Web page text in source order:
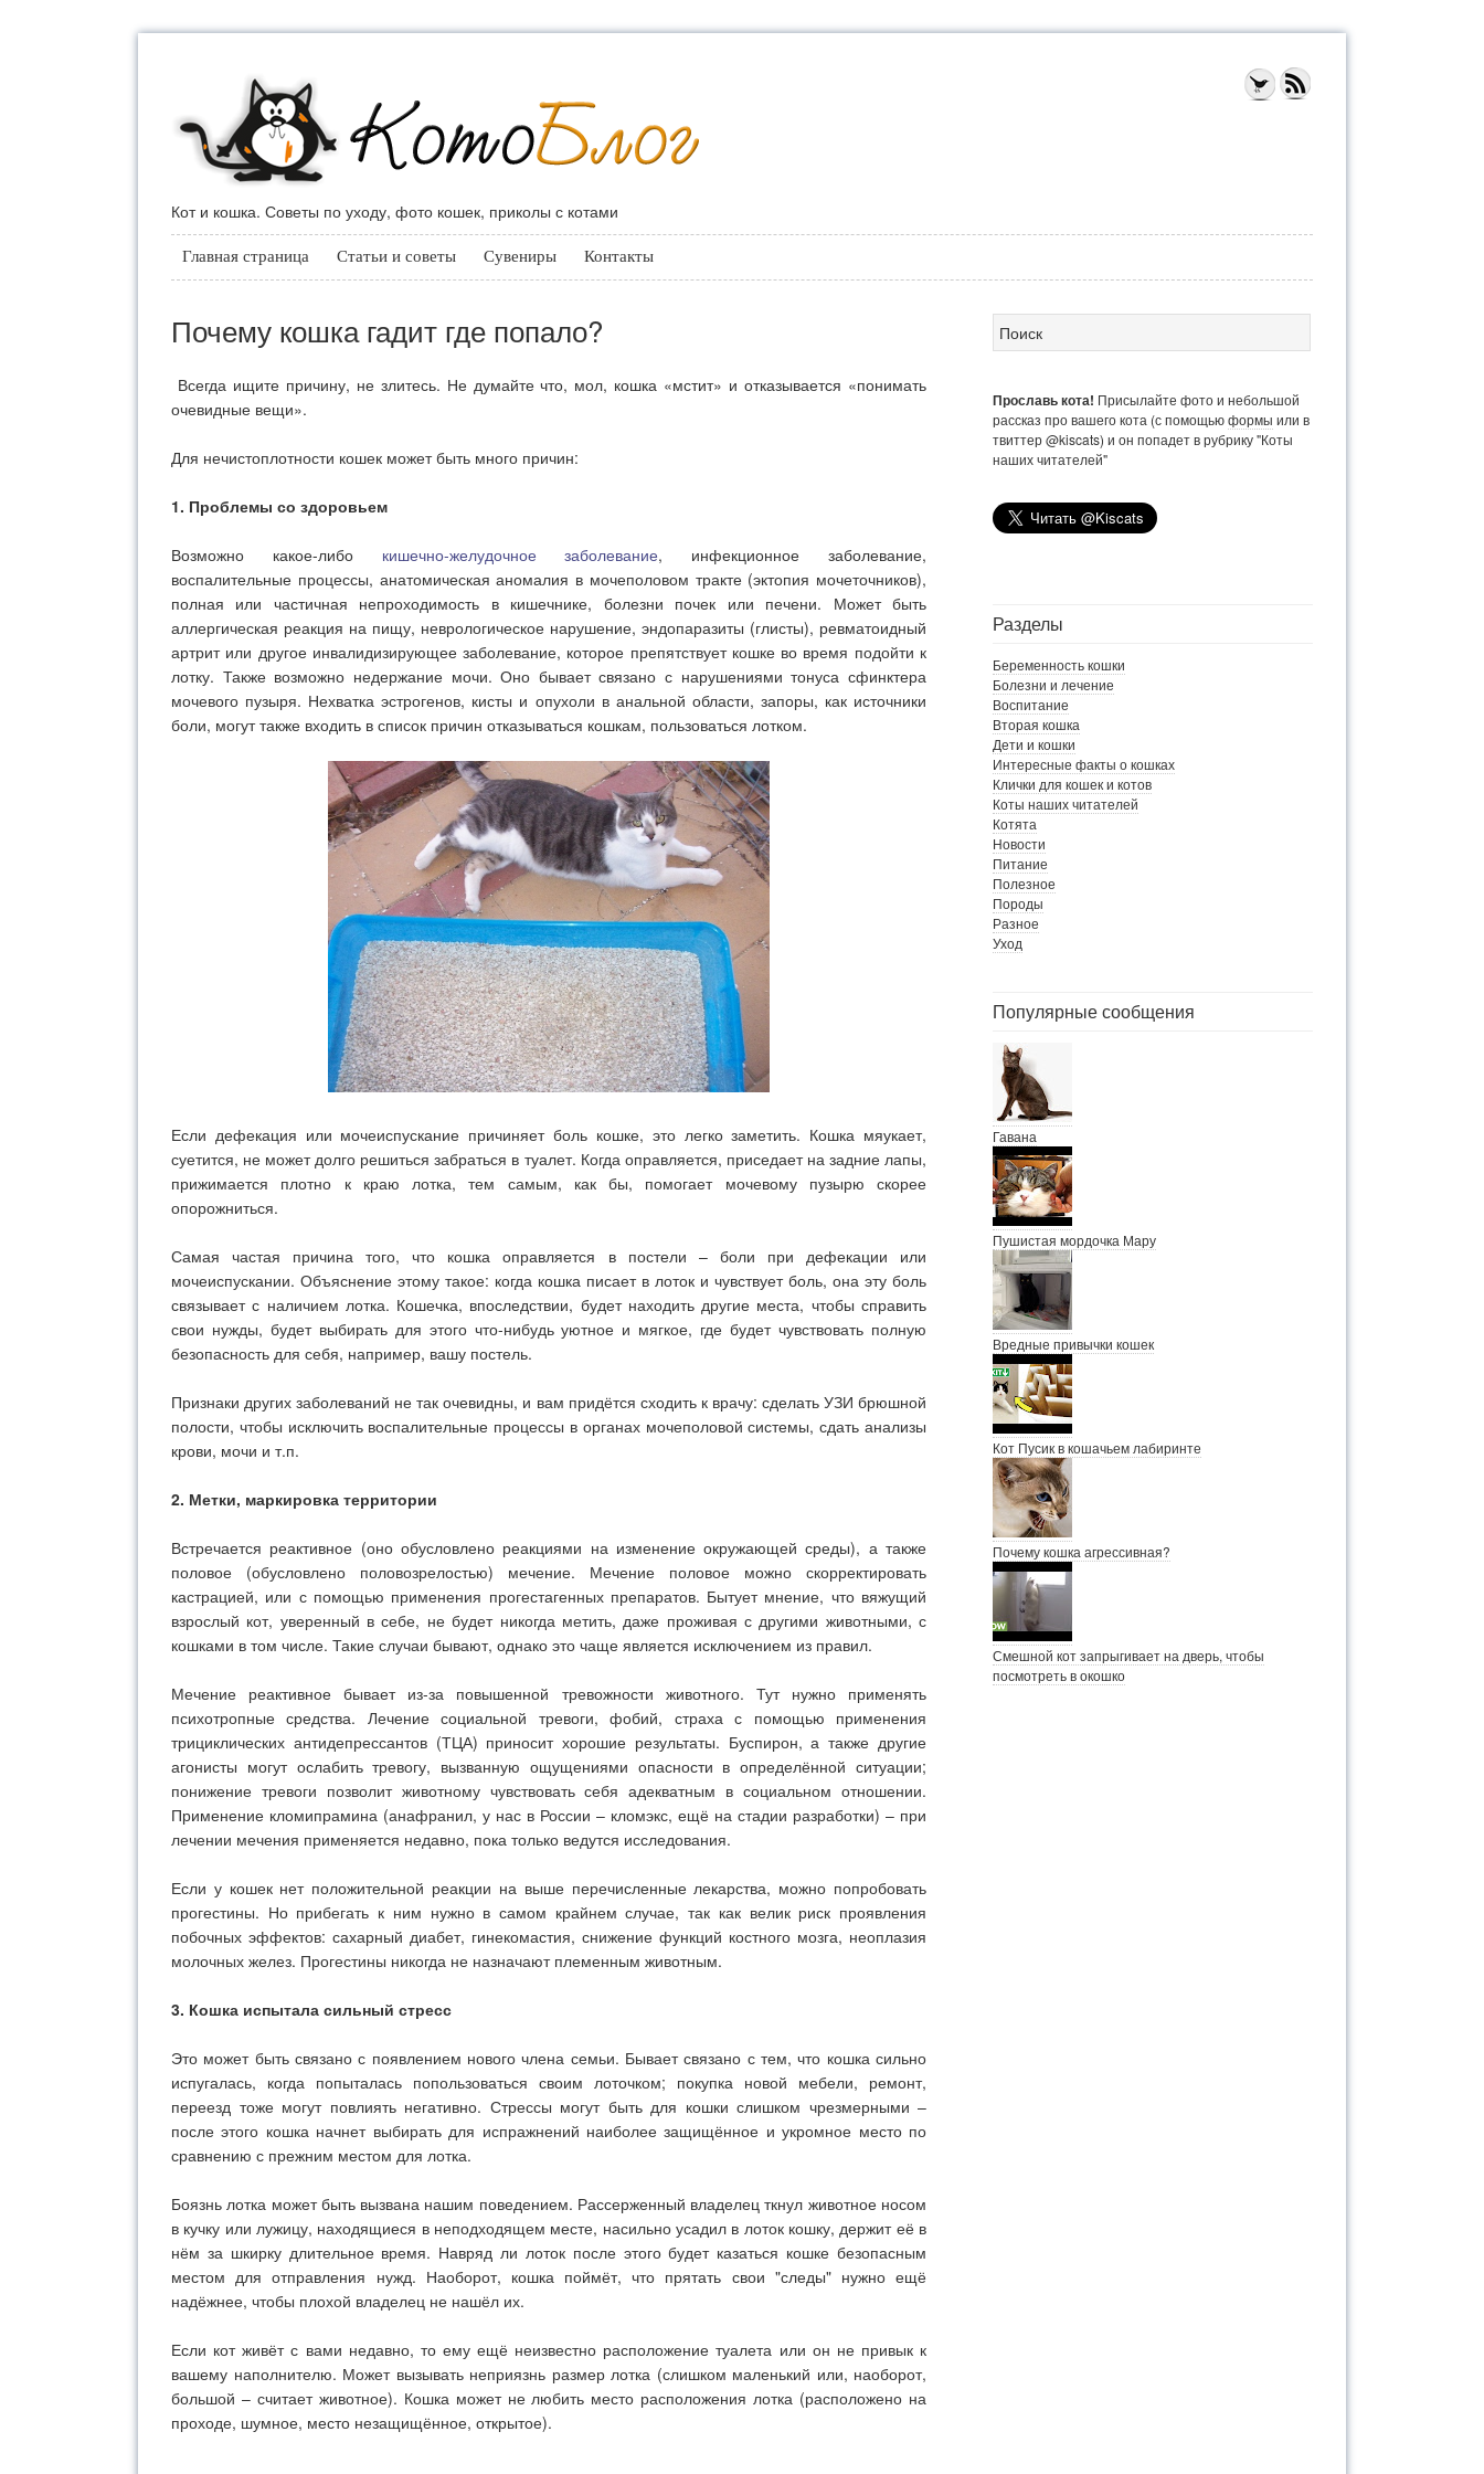
Кот и кошка. Советы по уходу, фото кошек, приколы с котами
Главная страница Статьи и советы Сувениры Контакты
Почему кошка гадит где попало?
Всегда ищите причину, не злитесь. Не думайте что, мол, кошка «мстит» и отказывается «понимать
очевидные вещи».
Для нечистоплотности кошек может быть много причин:
1. Проблемы со здоровьем
Возможно какое-либо кишечно-желудочное заболевание, инфекционное заболевание,
воспалительные процессы, анатомическая аномалия в мочеполовом тракте (эктопия мочеточников),
полная или частичная непроходимость в кишечнике, болезни почек или печени. Может быть
аллергическая реакция на пищу, неврологическое нарушение, эндопаразиты (глисты), ревматоидный
артрит или другое инвалидизирующее заболевание, которое препятствует кошке во время подойти к
лотку. Также возможно недержание мочи. Оно бывает связано с нарушениями тонуса сфинктера
мочевого пузыря. Нехватка эстрогенов, кисты и опухоли в анальной области, запоры, как источники
боли, могут также входить в список причин отказываться кошкам, пользоваться лотком.
Если дефекация или мочеиспускание причиняет боль кошке, это легко заметить. Кошка мяукает,
суетится, не может долго решиться забраться в туалет. Когда оправляется, приседает на задние лапы,
прижимается плотно к краю лотка, тем самым, как бы, помогает мочевому пузырю скорее
опорожниться.
Самая частая причина того, что кошка оправляется в постели – боли при дефекации или
мочеиспускании. Объяснение этому такое: когда кошка писает в лоток и чувствует боль, она эту боль
связывает с наличием лотка. Кошечка, впоследствии, будет находить другие места, чтобы справить
свои нужды, будет выбирать для этого что-нибудь уютное и мягкое, где будет чувствовать полную
безопасность для себя, например, вашу постель.
Признаки других заболеваний не так очевидны, и вам придётся сходить к врачу: сделать УЗИ брюшной
полости, чтобы исключить воспалительные процессы в органах мочеполовой системы, сдать анализы
крови, мочи и т.п.
2. Метки, маркировка территории
Встречается реактивное (оно обусловлено реакциями на изменение окружающей среды), а также
половое (обусловлено половозрелостью) мечение. Мечение половое можно скорректировать
кастрацией, или с помощью применения прогестагенных препаратов. Бытует мнение, что вяжущий
взрослый кот, уверенный в себе, не будет никогда метить, даже проживая с другими животными, с
кошками в том числе. Такие случаи бывают, однако это чаще является исключением из правил.
Мечение реактивное бывает из-за повышенной тревожности животного. Тут нужно применять
психотропные средства. Лечение социальной тревоги, фобий, страха с помощью применения
трициклических антидепрессантов (ТЦА) приносит хорошие результаты. Буспирон, а также другие
агонисты могут ослабить тревогу, вызванную ощущениями опасности в определённой ситуации;
понижение тревоги позволит животному чувствовать себя адекватным в социальном отношении.
Применение кломипрамина (анафранил, у нас в России – кломэкс, ещё на стадии разработки) – при
лечении мечения применяется недавно, пока только ведутся исследования.
Если у кошек нет положительной реакции на выше перечисленные лекарства, можно попробовать
прогестины. Но прибегать к ним нужно в самом крайнем случае, так как велик риск проявления
побочных эффектов: сахарный диабет, гинекомастия, снижение функций костного мозга, неоплазия
молочных желез. Прогестины никогда не назначают племенным животным.
3. Кошка испытала сильный стресс
Это может быть связано с появлением нового члена семьи. Бывает связано с тем, что кошка сильно
испугалась, когда попыталась попользоваться своим лоточком; покупка новой мебели, ремонт,
переезд тоже могут повлиять негативно. Стрессы могут быть для кошки слишком чрезмерными –
после этого кошка начнет выбирать для испражнений наиболее защищённое и укромное место по
сравнению с прежним местом для лотка.
Боязнь лотка может быть вызвана нашим поведением. Рассерженный владелец ткнул животное носом
в кучку или лужицу, находящиеся в неподходящем месте, насильно усадил в лоток кошку, держит её в
нём за шкирку длительное время. Навряд ли лоток после этого будет казаться кошке безопасным
местом для отправления нужд. Наоборот, кошка поймёт, что прятать свои "следы" нужно ещё
надёжнее, чтобы плохой владелец не нашёл их.
Если кот живёт с вами недавно, то ему ещё неизвестно расположение туалета или он не привык к
вашему наполнителю. Может вызывать неприязнь размер лотка (слишком маленький или, наоборот,
большой – считает животное). Кошка может не любить место расположения лотка (расположено на
проходе, шумное, место незащищённое, открытое).
Прославь кота! Присылайте фото и небольшой
рассказ про вашего кота (с помощьюформы или в
твиттер @kiscats) и он попадет в рубрику "Коты
наших читателей"
Разделы
Беременность кошки
Болезни и лечение
Воспитание
Вторая кошка
Дети и кошки
Интересные факты о кошках
Клички для кошек и котов
Коты наших читателей
Котята
Новости
Питание
Полезное
Породы
Разное
Уход
Популярные сообщения
Гавана
Пушистая мордочка Мару
Вредные привычки кошек
Кот Пусик в кошачьем лабиринте
Почему кошка агрессивная?
Смешной кот запрыгивает на дверь, чтобы
посмотреть в окошко